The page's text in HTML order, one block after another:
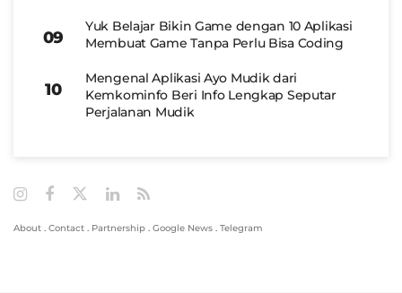
Yuk Belajar Bikin Game dengan 10 Aplikasi
Membuat Game Tanpa Perlu Bisa Coding
Mengenal Aplikasi Ayo Mudik dari
Kemkominfo Beri Info Lengkap Seputar
Perjalanan Mudik
About . Contact . Partnership . Google News . Telegram